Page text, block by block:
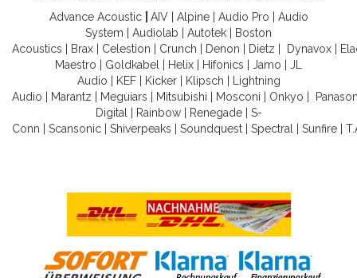
Advance Acoustic
AIV| Alpine| Audio Pro
Audio
System
Audiolab Autotek
Boston
Acoustics
Brax Celestion Crunch Denon Dietz Dynavox
Maestro
Goldkabel Helix Hifonics Jamo
JL
Audio
KEF| Kicker| Klipsch
Lightning
Audio
Marantz Meguiars Mitsubishi Mosconi Onkyo
Digital
Rainbow| Renegade| S-
Conn
Scansonic Shiverpeaks Soundquest Spectral Sunfire